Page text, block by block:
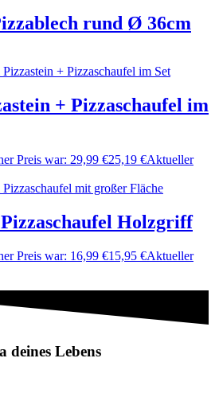
rund Ø 36cm
+ Pizzaschaufel im
Preis war: 29,99 €25,19 €Aktueller
Holzgriff
Preis war: 16,99 €15,95 €Aktueller
deines Lebens